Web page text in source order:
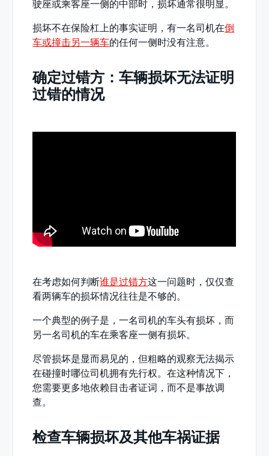
驶座或乘客座一侧的中部时，损坏通常很明显。
损坏不在保险杠上的事实证明，有一名司机在倒
车或撞击另一辆车的任何一侧时没有注意。
确定过错方：车辆损坏无法证明
过错的情况
在考虑如何判断谁是过错方这一问题时，仅仅查
看两辆车的损坏情况往往是不够的。
一个典型的例子是，一名司机的车头有损坏，而
另一名司机的车在乘客座一侧有损坏。
尽管损坏是显而易见的，但粗略的观察无法揭示
在碰撞时哪位司机拥有先行权。在这种情况下，
您需要更多地依赖目击者证词，而不是事故调
查。
检查车辆损坏及其他车祸证据